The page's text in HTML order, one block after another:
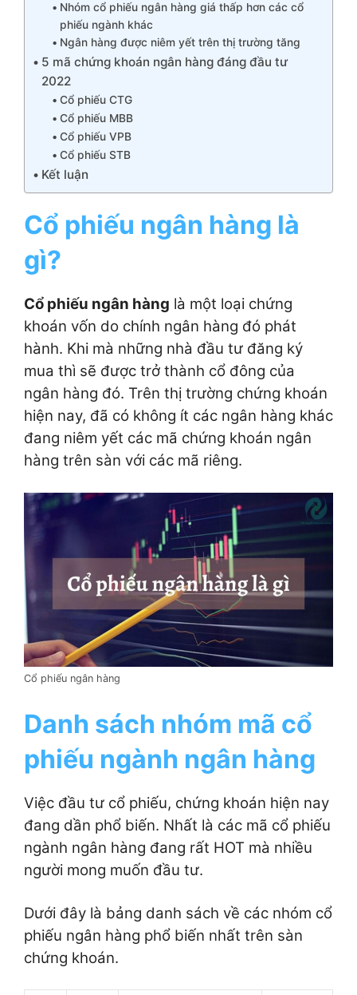
Nhóm cổ phiếu ngân hàng giá thấp hơn các cổ
phiếu ngành khác
Ngân hàng được niêm yết trên thị trường tăng
5 mã chứng khoán ngân hàng đáng đầu tư
2022
Cổ phiếu CTG
Cổ phiếu MBB
Cổ phiếu VPB
Cổ phiếu STB
Kết luận
Cổ phiếu ngân hàng là
gì?
Cổ phiếu ngân hàng là một loại chứng
khoán vốn do chính ngân hàng đó phát
hành. Khi mà những nhà đầu tư đăng ký
mua thì sẽ được trở thành cổ đông của
ngân hàng đó. Trên thị trường chứng khoán
hiện nay, đã có không ít các ngân hàng khác
đang niêm yết các mã chứng khoán ngân
hàng trên sàn với các mã riêng.
Cổ phiếu ngân hàng
Danh sách nhóm mã cổ
phiếu ngành ngân hàng
Việc đầu tư cổ phiếu, chứng khoán hiện nay
đang dần phổ biến. Nhất là các mã cổ phiếu
ngành ngân hàng đang rất HOT mà nhiều
người mong muốn đầu tư.
Dưới đây là bảng danh sách về các nhóm cổ
phiếu ngân hàng phổ biến nhất trên sàn
chứng khoán.